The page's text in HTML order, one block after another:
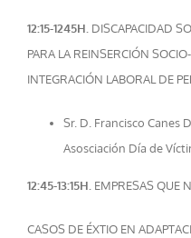
12:15-1245H. DISCAPACIDAD
PARA LA REINSERCIÓN
INTEGRACIÓN LABORAL DE
Sr. D. Francisco Canes
Asosciación Día de
12:45-13:15H. EMPRESAS QUE
CASOS DE ÉXTIO EN